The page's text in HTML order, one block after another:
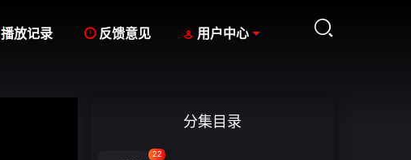

播放记录  反馈意见  用户中心
分集目录
22